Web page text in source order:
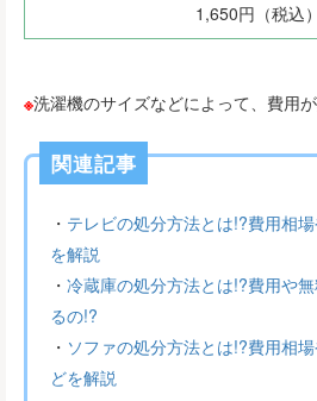
1,650円（税込
※洗濯機のサイズなどによって、費用が
関連記事
・ テレビの処分方法とは!?費用相
を解説
・ 冷蔵庫の処分方法とは!?費用や
るの!?
・ ソファの処分方法とは!?費用相
どを解説